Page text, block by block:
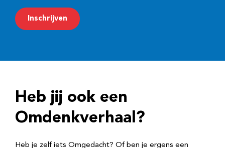
m
a
r
e
Inschrijven
Heb jij ook een
Omdenkverhaal?
Heb je zelf iets Omgedacht? Of ben je ergens een